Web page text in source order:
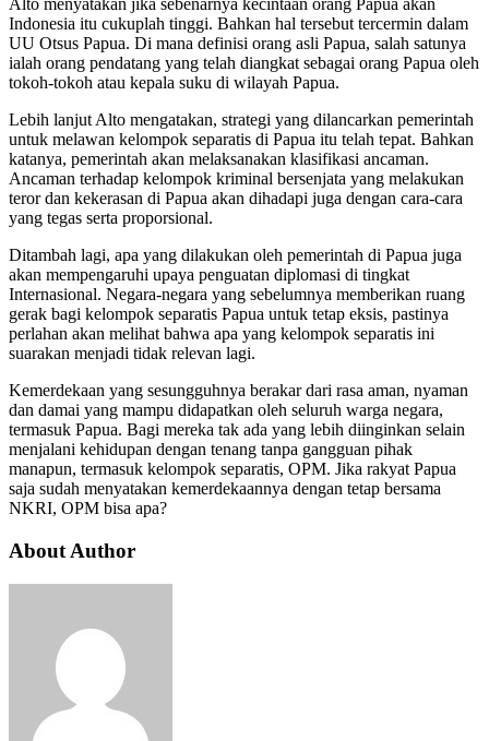
Alto menyatakan jika sebenarnya kecintaan orang Papua akan
Indonesia itu cukuplah tinggi. Bahkan hal tersebut tercermin dalam
UU Otsus Papua. Di mana definisi orang asli Papua, salah satunya
ialah orang pendatang yang telah diangkat sebagai orang Papua oleh
tokoh-tokoh atau kepala suku di wilayah Papua.
Lebih lanjut Alto mengatakan, strategi yang dilancarkan pemerintah
untuk melawan kelompok separatis di Papua itu telah tepat. Bahkan
katanya, pemerintah akan melaksanakan klasifikasi ancaman.
Ancaman terhadap kelompok kriminal bersenjata yang melakukan
teror dan kekerasan di Papua akan dihadapi juga dengan cara-cara
yang tegas serta proporsional.
Ditambah lagi, apa yang dilakukan oleh pemerintah di Papua juga
akan mempengaruhi upaya penguatan diplomasi di tingkat
Internasional. Negara-negara yang sebelumnya memberikan ruang
gerak bagi kelompok separatis Papua untuk tetap eksis, pastinya
perlahan akan melihat bahwa apa yang kelompok separatis ini
suarakan menjadi tidak relevan lagi.
Kemerdekaan yang sesungguhnya berakar dari rasa aman, nyaman
dan damai yang mampu didapatkan oleh seluruh warga negara,
termasuk Papua. Bagi mereka tak ada yang lebih diinginkan selain
menjalani kehidupan dengan tenang tanpa gangguan pihak
manapun, termasuk kelompok separatis, OPM. Jika rakyat Papua
saja sudah menyatakan kemerdekaannya dengan tetap bersama
NKRI, OPM bisa apa?
About Author